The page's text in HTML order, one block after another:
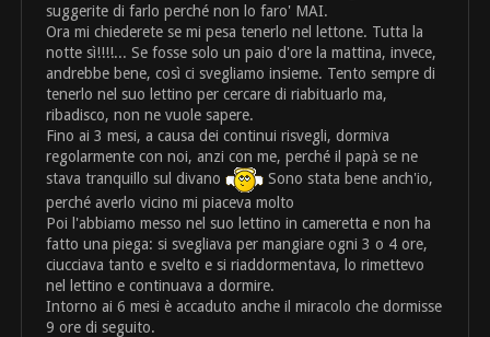
suggerite di farlo perché non lo faro' MAI.
Ora mi chiederete se mi pesa tenerlo nel lettone. Tutta la
notte sì!!!!... Se fosse solo un paio d'ore la mattina, invece,
andrebbe bene, così ci svegliamo insieme. Tento sempre di
tenerlo nel suo lettino per cercare di riabituarlo ma,
ribadisco, non ne vuole sapere.
Fino ai 3 mesi, a causa dei continui risvegli, dormiva
regolarmente con noi, anzi con me, perché il papà se ne
stava tranquillo sul divano
Sono stata bene anch'io,
perché averlo vicino mi piaceva molto
Poi l'abbiamo messo nel suo lettino in cameretta e non ha
fatto una piega: si svegliava per mangiare ogni 3 o 4 ore,
ciucciava tanto e svelto e si riaddormentava, lo rimettevo
nel lettino e continuava a dormire.
Intorno ai 6 mesi è accaduto anche il miracolo che dormisse
9 ore di seguito.